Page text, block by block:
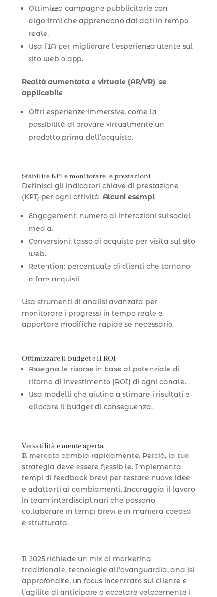
Ottimizza campagne pubblicitarie con
algoritmi che apprendono dai dati in tempo
reale.
Usa l’IA per migliorare l’esperienza utente sul
sito web o app.
Realtà aumentata e virtuale (AR/VR) se
applicabile
Offri esperienze immersive, come la
possibilità di provare virtualmente un
prodotto prima dell’acquisto.
Stabilire KPI e monitorare le prestazioni
Definisci gli indicatori chiave di prestazione
(KPI) per ogni attività. Alcuni esempi:
Engagement: numero di interazioni sui social
media.
Conversioni: tasso di acquisto per visita sul sito
web.
Retention: percentuale di clienti che tornano
a fare acquisti.
Usa strumenti di analisi avanzata per
monitorare i progressi in tempo reale e
apportare modifiche rapide se necessario.
Ottimizzare il budget e il ROI
Assegna le risorse in base al potenziale di
ritorno di investimento (ROI) di ogni canale.
Usa modelli che aiutino a stimare i risultati e
allocare il budget di conseguenza.
Versatilità e mente aperta
Il mercato cambia rapidamente. Perciò, la tua
strategia deve essere flessibile. Implementa
tempi di feedback brevi per testare nuove idee
e adattarti ai cambiamenti. Incoraggia il lavoro
in team interdisciplinari che possono
collaborare in tempi brevi e in maniera coeasa
e strutturata.
Il 2025 richiede un mix di marketing
tradizionale, tecnologie all’avanguardia, analisi
approfondite, un focus incentrato sul cliente e
l’agilità di anticipare o accetare velocemente i